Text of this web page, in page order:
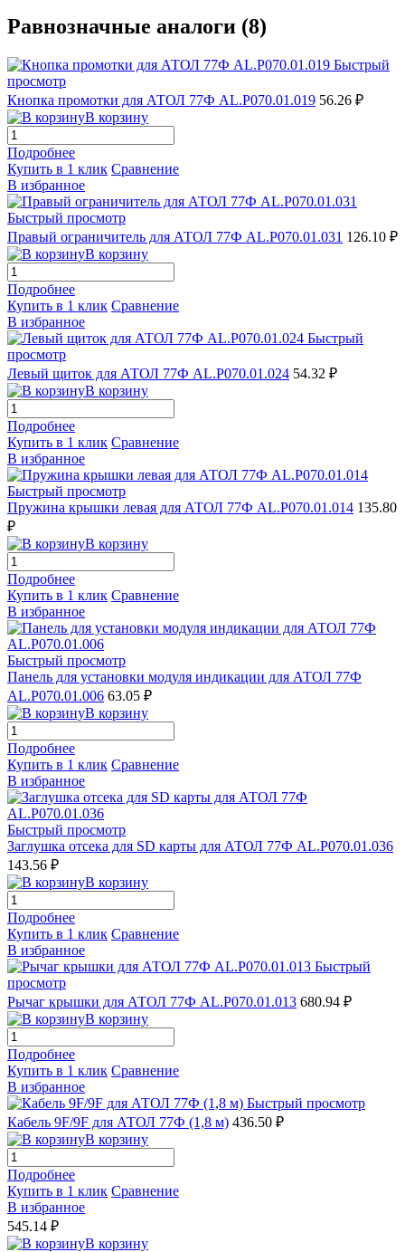
Равнозначные аналоги (8)
Быстрый
просмотр
Кнопка промотки для АТОЛ 77Ф AL.P070.01.019 56.26 ₽
В корзину
Подробнее
Купить в 1 клик Сравнение
В избранное
Быстрый просмотр
Правый ограничитель для АТОЛ 77Ф AL.P070.01.031 126.10 ₽
В корзину
Подробнее
Купить в 1 клик Сравнение
В избранное
Быстрый
просмотр
Левый щиток для АТОЛ 77Ф AL.P070.01.024 54.32 ₽
В корзину
Подробнее
Купить в 1 клик Сравнение
В избранное
Быстрый просмотр
Пружина крышки левая для АТОЛ 77Ф AL.P070.01.014 135.80
₽
В корзину
Подробнее
Купить в 1 клик Сравнение
В избранное
Быстрый просмотр
Панель для установки модуля индикации для АТОЛ 77Ф
AL.P070.01.006 63.05 ₽
В корзину
Подробнее
Купить в 1 клик Сравнение
В избранное
Быстрый просмотр
Заглушка отсека для SD карты для АТОЛ 77Ф AL.P070.01.036
143.56 ₽
В корзину
Подробнее
Купить в 1 клик Сравнение
В избранное
Быстрый
просмотр
Рычаг крышки для АТОЛ 77Ф AL.P070.01.013 680.94 ₽
В корзину
Подробнее
Купить в 1 клик Сравнение
В избранное
Быстрый просмотр
Кабель 9F/9F для АТОЛ 77Ф (1,8 м) 436.50 ₽
В корзину
Подробнее
Купить в 1 клик Сравнение
В избранное
545.14 ₽
В корзину